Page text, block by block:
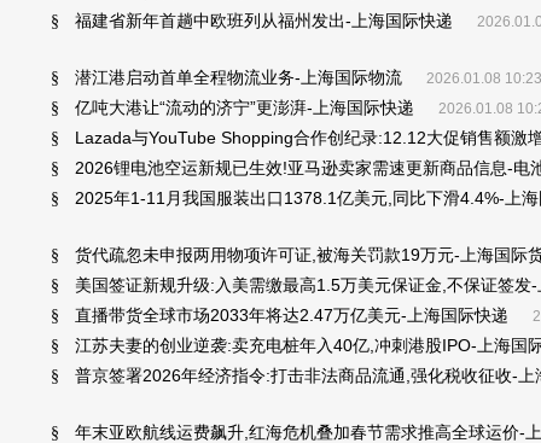
§ 福建省新年首趟中欧班列从福州发出-上海国际快递
§ 潜江港启动首单全程物流业务-上海国际物流 2026.01.08 10:23
§ 亿吨大港让“流动的济宁”更澎湃-上海国际快递 2026.01.08
§ Lazada与YouTube Shopping合作创纪录:12.12大促销售额激
§ 2026锂电池空运新规已生效!亚马逊卖家需速更新商品信息-电
§ 2025年1-11月我国服装出口1378.1亿美元,同比下滑4.4%-上
§ 货代疏忽未申报两用物项许可证,被海关罚款19万元-上海国际
§ 美国签证新规升级:入美需缴最高1.5万美元保证金,不保证签发
§ 直播带货全球市场2033年将达2.47万亿美元-上海国际快递
§ 江苏夫妻的创业逆袭:卖充电桩年入40亿,冲刺港股IPO-上海国
§ 普京签署2026年经济指令:打击非法商品流通,强化税收征收-上
§ 年末亚欧航线运费飙升,红海危机叠加春节需求推高全球运价-